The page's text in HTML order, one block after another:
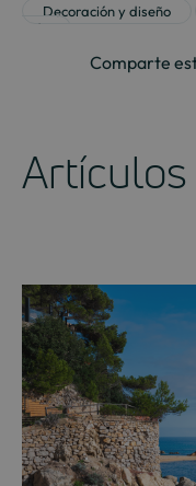
Decoración y diseño
vida
Comparte